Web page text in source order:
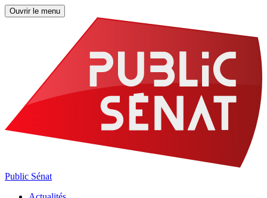
Ouvrir le menu
Public Sénat